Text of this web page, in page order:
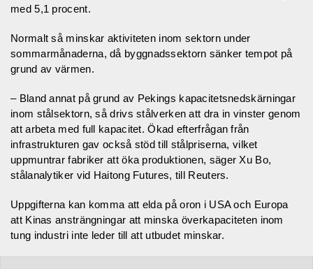
med 5,1 procent.
Normalt så minskar aktiviteten inom sektorn under
sommarmånaderna, då byggnadssektorn sänker tempot på
grund av värmen.
– Bland annat på grund av Pekings kapacitetsnedskärningar
inom stålsektorn, så drivs stålverken att dra in vinster genom
att arbeta med full kapacitet. Ökad efterfrågan från
infrastrukturen gav också stöd till stålpriserna, vilket
uppmuntrar fabriker att öka produktionen, säger Xu Bo,
stålanalytiker vid Haitong Futures, till Reuters.
Uppgifterna kan komma att elda på oron i USA och Europa
att Kinas ansträngningar att minska överkapaciteten inom
tung industri inte leder till att utbudet minskar.